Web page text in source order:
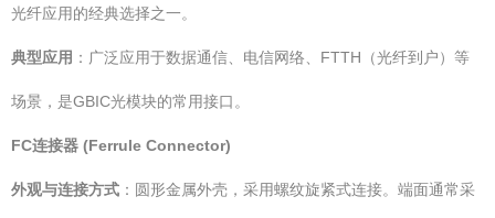
光纤应用的经典选择之一。
典型应用 ：广泛应用于数据通信、电信网络、FTTH（光纤到户）等
场景，是GBIC光模块的常用接口。
FC连接器 (Ferrule Connector)
外观与连接方式 ：圆形金属外壳，采用螺纹旋紧式连接。端面通常采